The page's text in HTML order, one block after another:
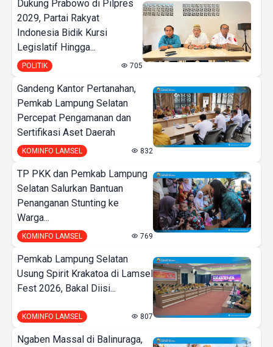
Dukung Prabowo di Pilpres
2029, Partai Rakyat
Indonesia Bidik Kursi
Legislatif Hingga...
POLITIK 705
Gandeng Kantor Pertanahan,
Pemkab Lampung Selatan
Percepat Pengamanan dan
Sertifikasi Aset Daerah
KOMINFO LAMSEL 832
TP PKK dan Pemkab Lampung
Selatan Salurkan Bantuan
Penanganan Stunting ke
Warga...
KOMINFO LAMSEL 769
Pemkab Lampung Selatan
Usung Spirit Krakatoa di Lamsel
Fest 2026, Bakal Diisi...
KOMINFO LAMSEL 807
Ngaben Massal di Balinuraga,